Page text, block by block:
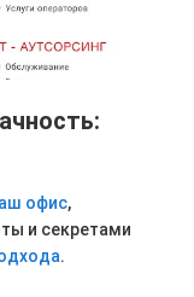
офис,
и секретами
.